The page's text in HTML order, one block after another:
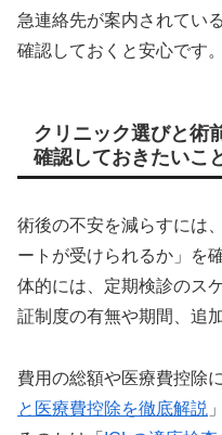
急連絡先が案内されてい
確認しておくと安心です。
クリニック選びと術
確認しておきたいこ
術後の不安を減らすには
ートが受けられるか」を
体的には、定期検診のス
証制度の有無や期間、追
費用の総額や医療費控除
と医療費控除を徹底解説